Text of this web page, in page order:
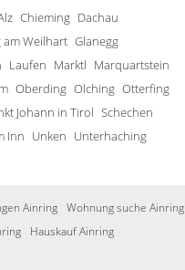
Chieming Dachau
am Weilhart Glanegg
Laufen Marktl Marquartstein
Oberding Olching Otterfing
Johann in Tirol Schechen
Inn Unken Unterhaching
Ainring Wohnung suche Ainring
Hauskauf Ainring